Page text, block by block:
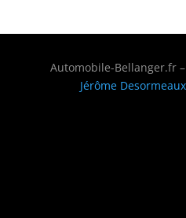
Automobile-Bellanger.fr
Jérôme Desormeaux